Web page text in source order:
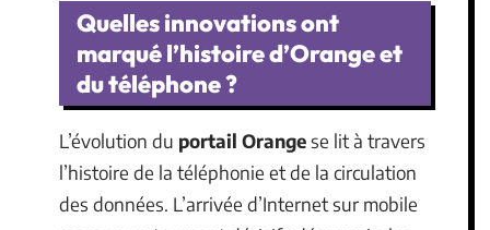
Quelles innovations ont
marqué l’histoire d’Orange et
du téléphone ?
L’évolution du portail Orangese lit à travers
l’histoire de la téléphonie et de la circulation
des données. L’arrivée d’Internet sur mobile